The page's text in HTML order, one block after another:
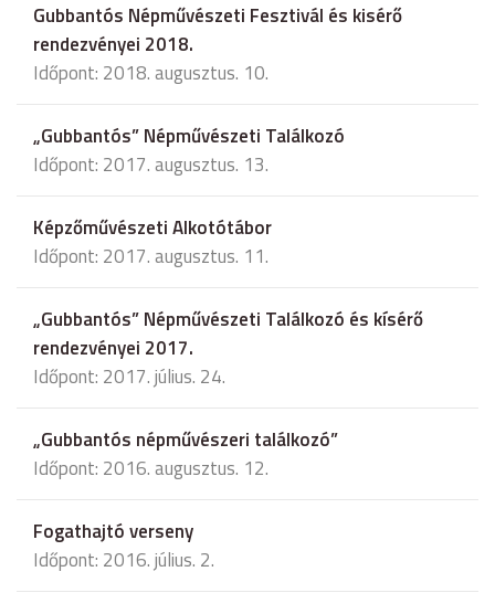
Gubbantós Népművészeti Fesztivál és kisérő
rendezvényei 2018.
Időpont: 2018. augusztus. 10.
„Gubbantós” Népművészeti Találkozó
Időpont: 2017. augusztus. 13.
Képzőművészeti Alkotótábor
Időpont: 2017. augusztus. 11.
„Gubbantós” Népművészeti Találkozó és kísérő
rendezvényei 2017.
Időpont: 2017. július. 24.
„Gubbantós népművészeri találkozó”
Időpont: 2016. augusztus. 12.
Fogathajtó verseny
Időpont: 2016. július. 2.